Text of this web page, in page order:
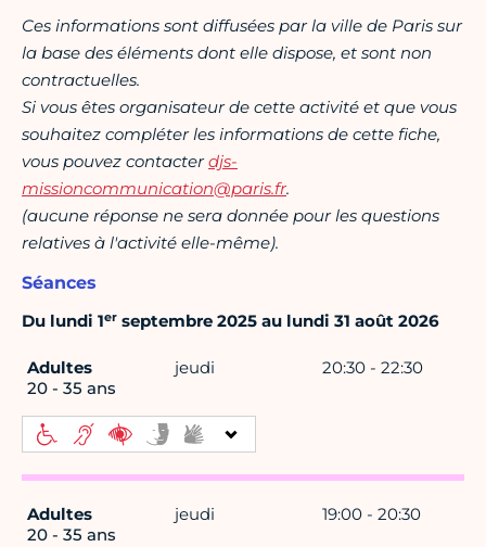
Ces informations sont diffusées par la ville de Paris sur
la base des éléments dont elle dispose, et sont non
contractuelles.
Si vous êtes organisateur de cette activité et que vous
souhaitez compléter les informations de cette fiche,
vous pouvez contacterdjs-
missioncommunication@paris.fr.
(aucune réponse ne sera donnée pour les questions
relatives à l'activité elle-même).
Séances
Du lundi 1er septembre 2025 au lundi 31 août 2026
Adultes
20 - 35 ans
jeudi 20:30 - 22:30
Adultes
20 - 35 ans
jeudi 19:00 - 20:30